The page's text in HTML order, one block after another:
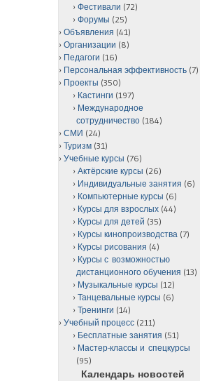
Фестивали (72)
Форумы (25)
Объявления (41)
Организации (8)
Педагоги (16)
Персональная эффективность (7)
Проекты (350)
Кастинги (197)
Международное
сотрудничество (184)
СМИ (24)
Туризм (31)
Учебные курсы (76)
Актёрские курсы (26)
Индивидуальные занятия (6)
Компьютерные курсы (6)
Курсы для взрослых (44)
Курсы для детей (35)
Курсы кинопроизводства (7)
Курсы рисования (4)
Курсы с возможностью
дистанционного обучения (13)
Музыкальные курсы (12)
Танцевальные курсы (6)
Тренинги (14)
Учебный процесс (211)
Бесплатные занятия (51)
Мастер-классы и спецкурсы
(95)
Календарь новостей